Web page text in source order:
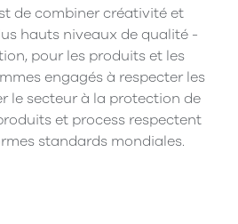
de combiner créativité et
hauts niveaux de qualité -
pour les produits et les
engagés à respecter les
le secteur à la protection de
et process respectent
standards mondiales.